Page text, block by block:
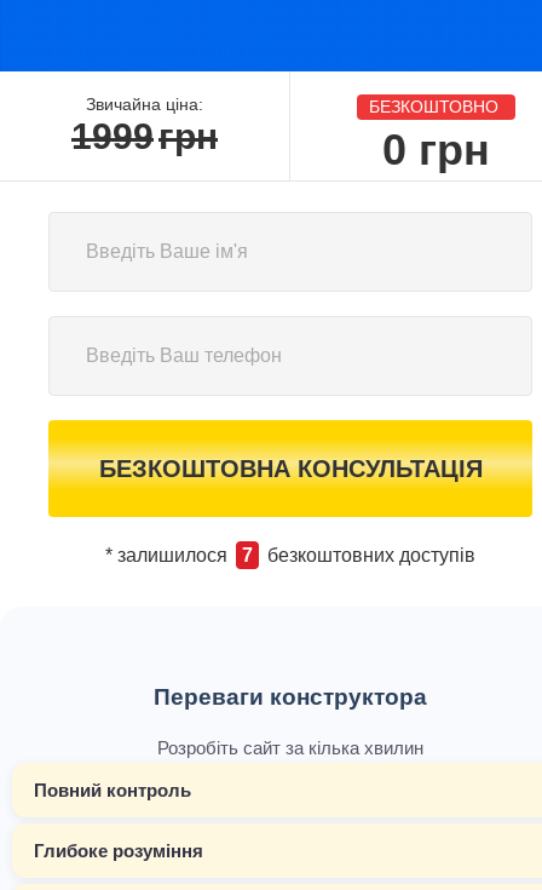
Звичайна ціна:
1999грн
БЕЗКОШТОВНО
0 грн
БЕЗКОШТОВНА КОНСУЛЬТАЦІЯ
* залишилося 7 безкоштовних доступів
Переваги конструктора
Розробіть сайт за кілька хвилин
Повний контроль
Глибоке розуміння